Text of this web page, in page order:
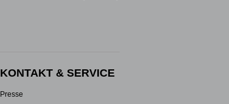
KONTAKT & SERVICE
Presse